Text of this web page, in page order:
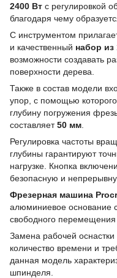
2400 Вт с регулировкой
благодаря чему
С инструментом
и качественный набор из
возможности создавать
поверхности дерева.
Также в состав модели
упор, с помощью
глубину погружения
составляет50 мм
Регулировка частоты
глубины гарантируют
нагрузке. Кнопка
безопасную и
Фрезерная машина
алюминиевое основание
свободного перемещения
Замена рабочей
количество времени и
данная модель
шпинделя.